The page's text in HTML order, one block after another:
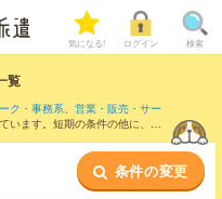
気になる! ログイン 検索
覧
ク・事務系、 営業・販売・サー
います。短期の条件の他に、 交
条件の変更